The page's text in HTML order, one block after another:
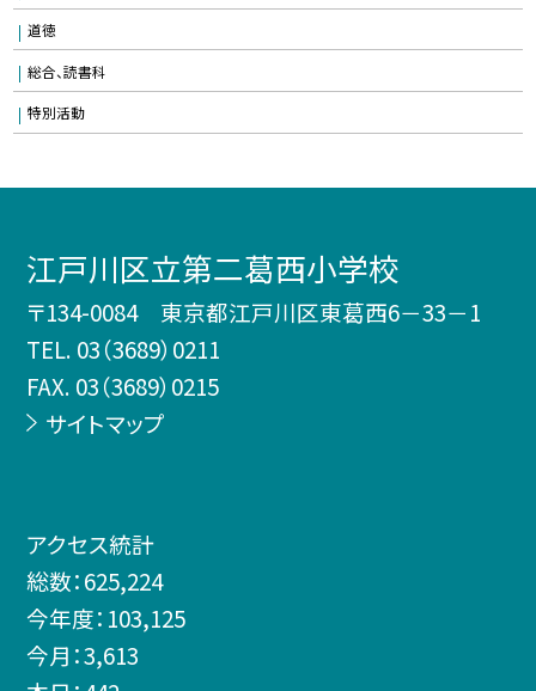
道徳
総合、読書科
特別活動
江戸川区立第二葛西小学校
〒134-0084 東京都江戸川区東葛西6－33－1
TEL. 03（3689）0211
FAX. 03（3689）0215
サイトマップ
アクセス統計
総数：625,224
今年度： 103,125
今月：3,613